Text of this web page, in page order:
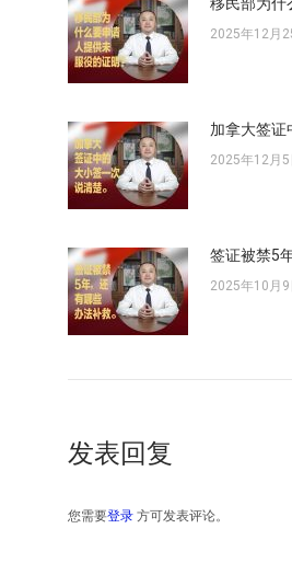
2025年12月
加拿大签证
2025年12月5
签证被禁5
2025年10月9
发表回复
您需要登录 方可发表评论。